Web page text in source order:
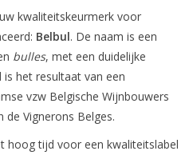
kwaliteitskeurmerk voor
Belbul. De naam is een
bulles, met een duidelijke
het resultaat van een
vzw Belgische Wijnbouwers
de Vignerons Belges.
hoog tijd voor een kwaliteitslabel